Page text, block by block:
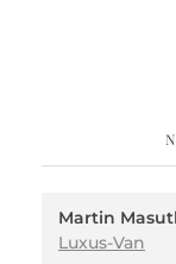
Martin
Luxus-Van